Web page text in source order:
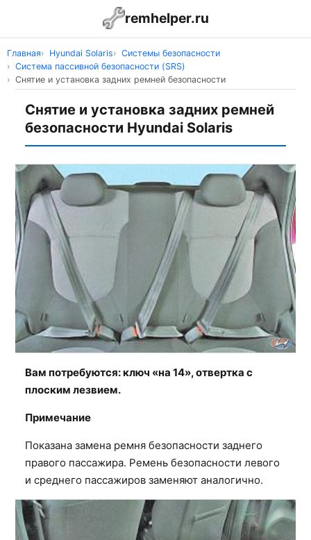
remhelper.ru
Главная Hyundai Solaris
Системы безопасности
Система пассивной безопасности (SRS)
Снятие и установка задних ремней безопасности
Снятие и установка задних ремней
безопасности Hyundai Solaris
Вам потребуются: ключ «на 14», отвертка с
плоским лезвием.
Примечание
Показана замена ремня безопасности заднего
правого пассажира. Ремень безопасности левого
и среднего пассажиров заменяют аналогично.